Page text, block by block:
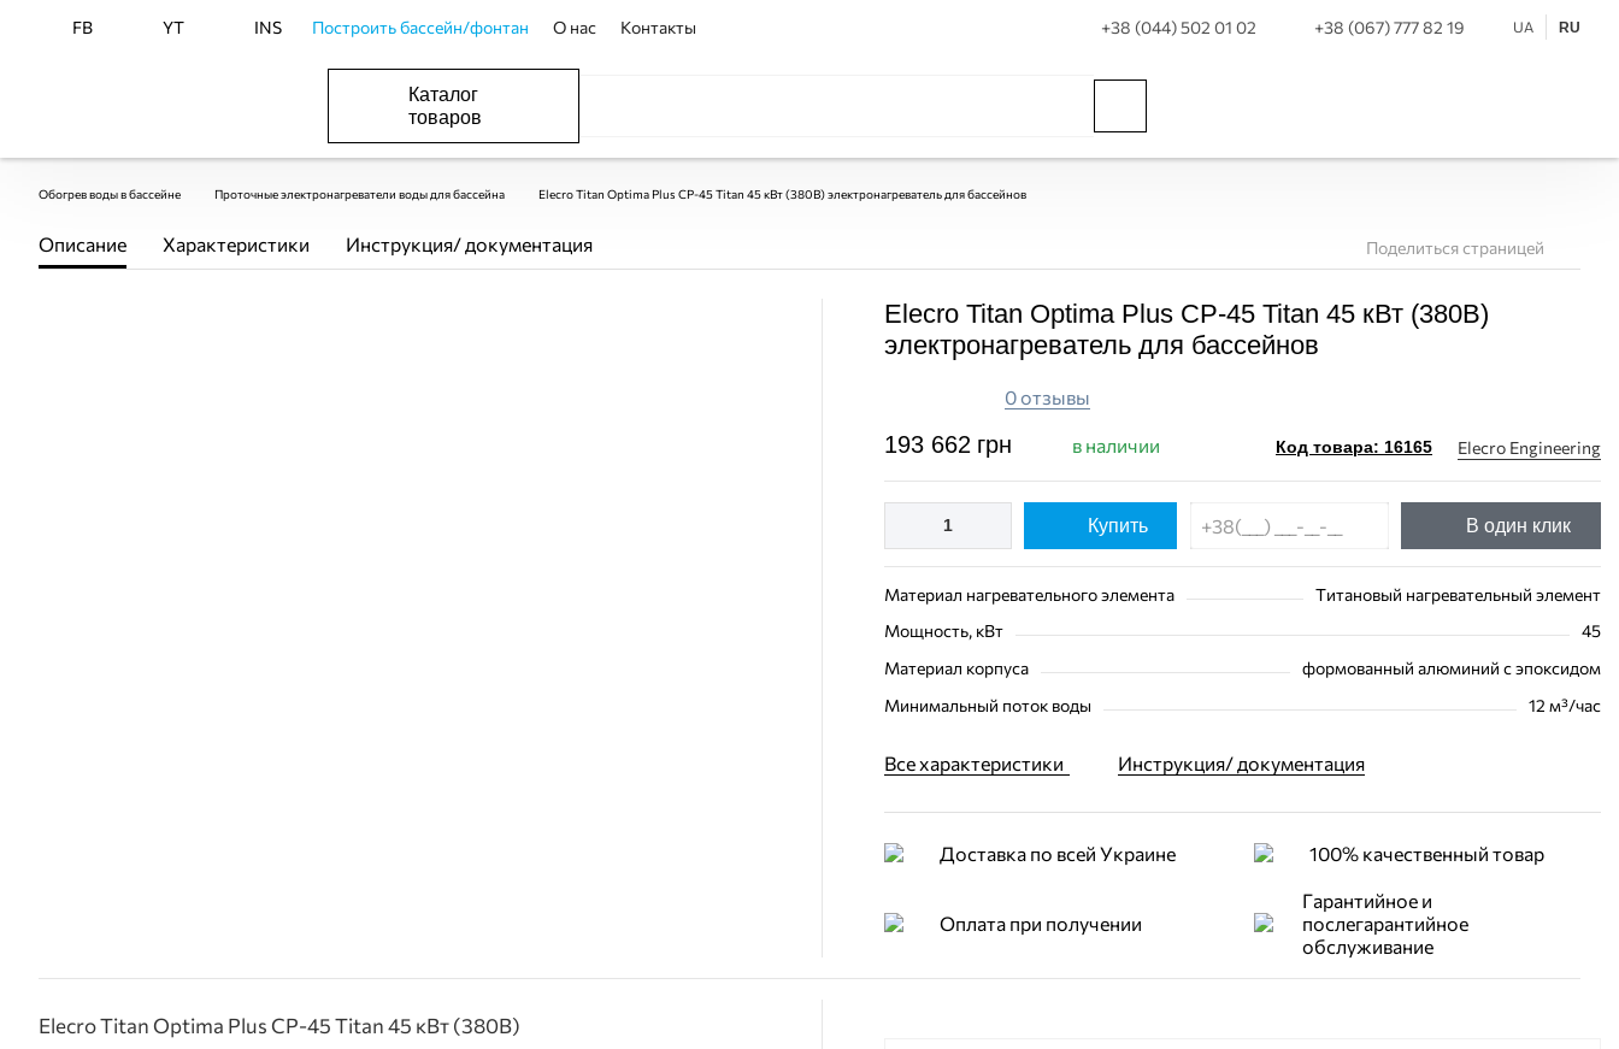
FB YT INS Построить бассейн/фонтан О нас Контакты +38 (044) 502 01 02 +38 (067) 777 82 19 UA RU
Каталог
товаров
Обогрев воды в бассейне Проточные электронагреватели воды для бассейна Elecro Titan Optima Plus СP-45 Titan 45 кВт (380В) электронагреватель для бассейнов
Описание Характеристики Инструкция/ документация Поделиться страницей
ПОКУПКА ЧАСТЯМИ
ПОКУПКА ЧАСТЯМИ ПОКУПКА ЧАСТЯМИ
ПОКУПКА ЧАСТЯМИ
Elecro Titan Optima Plus СP-45 Titan 45 кВт (380В)
электронагреватель для бассейнов
0 отзывы
193 662 грн в наличии Код товара: 16165 Elecro Engineering
Купить В один клик
Материал нагревательного элемента
Титановый нагревательный элемент
Мощность, кВт
45
Материал корпуса
формованный алюминий с эпоксидом
Минимальный поток воды
12 м³/час
Все характеристики Инструкция/ документация
Доставка по всей Украине 100% качественный товар
Оплата при получении
Гарантийное и
послегарантийное
обслуживание
Elecro Titan Optima Plus СP-45 Titan 45 кВт (380В)